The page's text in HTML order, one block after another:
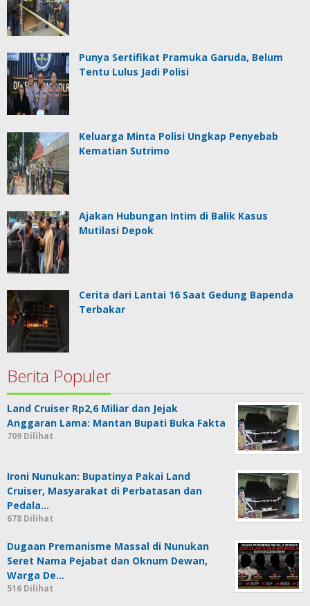
Punya Sertifikat Pramuka Garuda, Belum
Tentu Lulus Jadi Polisi
Keluarga Minta Polisi Ungkap Penyebab
Kematian Sutrimo
Ajakan Hubungan Intim di Balik Kasus
Mutilasi Depok
Cerita dari Lantai 16 Saat Gedung Bapenda
Terbakar
Berita Populer
Land Cruiser Rp2,6 Miliar dan Jejak
Anggaran Lama: Mantan Bupati Buka Fakta
709 Dilihat
Ironi Nunukan: Bupatinya Pakai Land
Cruiser, Masyarakat di Perbatasan dan
Pedala…
678 Dilihat
Dugaan Premanisme Massal di Nunukan
Seret Nama Pejabat dan Oknum Dewan,
Warga De…
516 Dilihat